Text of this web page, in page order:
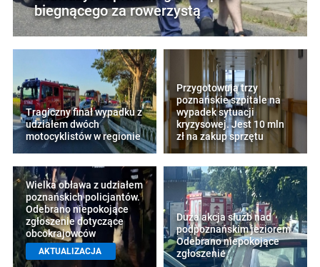
biegnącego za rowerzystą
Tragiczny finał wypadku z
udziałem dwóch
motocyklistów w regionie
Przygotowują trzy
poznańskie szpitale na
wypadek sytuacji
kryzysowej. Jest 10 mln
zł na zakup sprzętu
Wielka obława z udziałem
poznańskich policjantów.
Odebrano niepokojące
zgłoszenie dotyczące
obcokrajowców
AKTUALIZACJA
Duża akcja służb nad
podpoznańskim jeziorem.
Odebrano niepokojące
zgłoszenie